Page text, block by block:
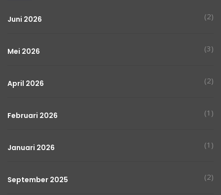
Juni 2026 (2)
Mei 2026 (3)
April 2026 (2)
Februari 2026 (1)
Januari 2026 (1)
September 2025 (2)